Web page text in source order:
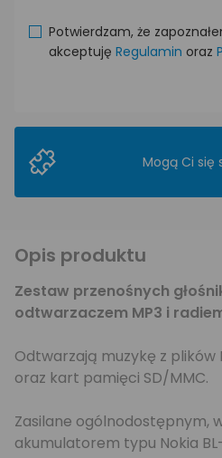
Potwierdzam, że
akceptuję Regulamin oraz
Mogą Ci się
Opis produktu
Zestaw przenośnych
odtwarzaczem MP3 i
Odtwarzają muzykę z plików
oraz kart pamięci SD/MMC.
Zasilane ogólnodostępnym,
akumulatorem typu Nokia